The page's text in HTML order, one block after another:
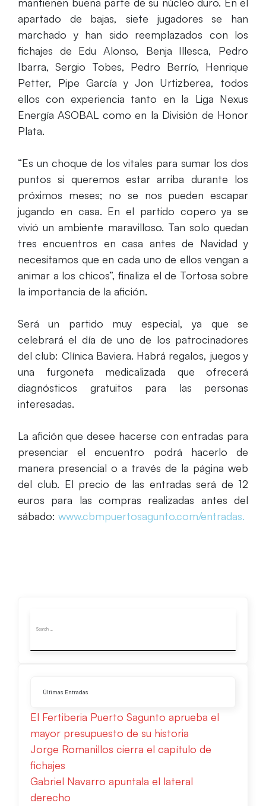
apartado de bajas, siete jugadores se han
marchado y han sido reemplazados con los
fichajes de Edu Alonso, Benja Illesca, Pedro
Ibarra, Sergio Tobes, Pedro Berrío, Henrique
Petter, Pipe García y Jon Urtizberea, todos
ellos con experiencia tanto en la Liga Nexus
Energía ASOBAL como en la División de Honor
Plata.
“Es un choque de los vitales para sumar los dos
puntos si queremos estar arriba durante los
próximos meses; no se nos pueden escapar
jugando en casa. En el partido copero ya se
vivió un ambiente maravilloso. Tan solo quedan
tres encuentros en casa antes de Navidad y
necesitamos que en cada uno de ellos vengan a
animar a los chicos”, finaliza el de Tortosa sobre
la importancia de la afición.
Será un partido muy especial, ya que se
celebrará el día de uno de los patrocinadores
del club: Clínica Baviera. Habrá regalos, juegos y
una furgoneta medicalizada que ofrecerá
diagnósticos gratuitos para las personas
interesadas.
La afición que desee hacerse con entradas para
presenciar el encuentro podrá hacerlo de
manera presencial o a través de la página web
del club. El precio de las entradas será de 12
euros para las compras realizadas antes del
sábado: www.cbmpuertosagunto.com/entradas.
Últimas Entradas
El Fertiberia Puerto Sagunto aprueba el
mayor presupuesto de su historia
Jorge Romanillos cierra el capítulo de
fichajes
Gabriel Navarro apuntala el lateral
derecho